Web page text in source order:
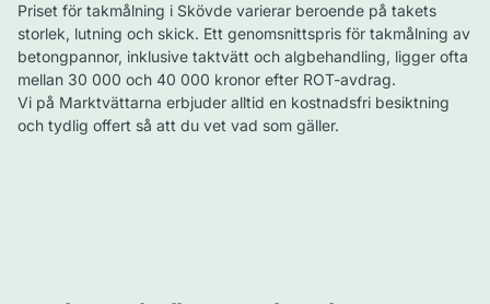
Priset för takmålning i Skövde varierar beroende på takets
storlek, lutning och skick. Ett genomsnittspris för takmålning av
betongpannor, inklusive taktvätt och algbehandling, ligger ofta
mellan 30 000 och 40 000 kronor efter ROT-avdrag.
Vi på Marktvättarna erbjuder alltid en kostnadsfri besiktning
och tydlig offert så att du vet vad som gäller.